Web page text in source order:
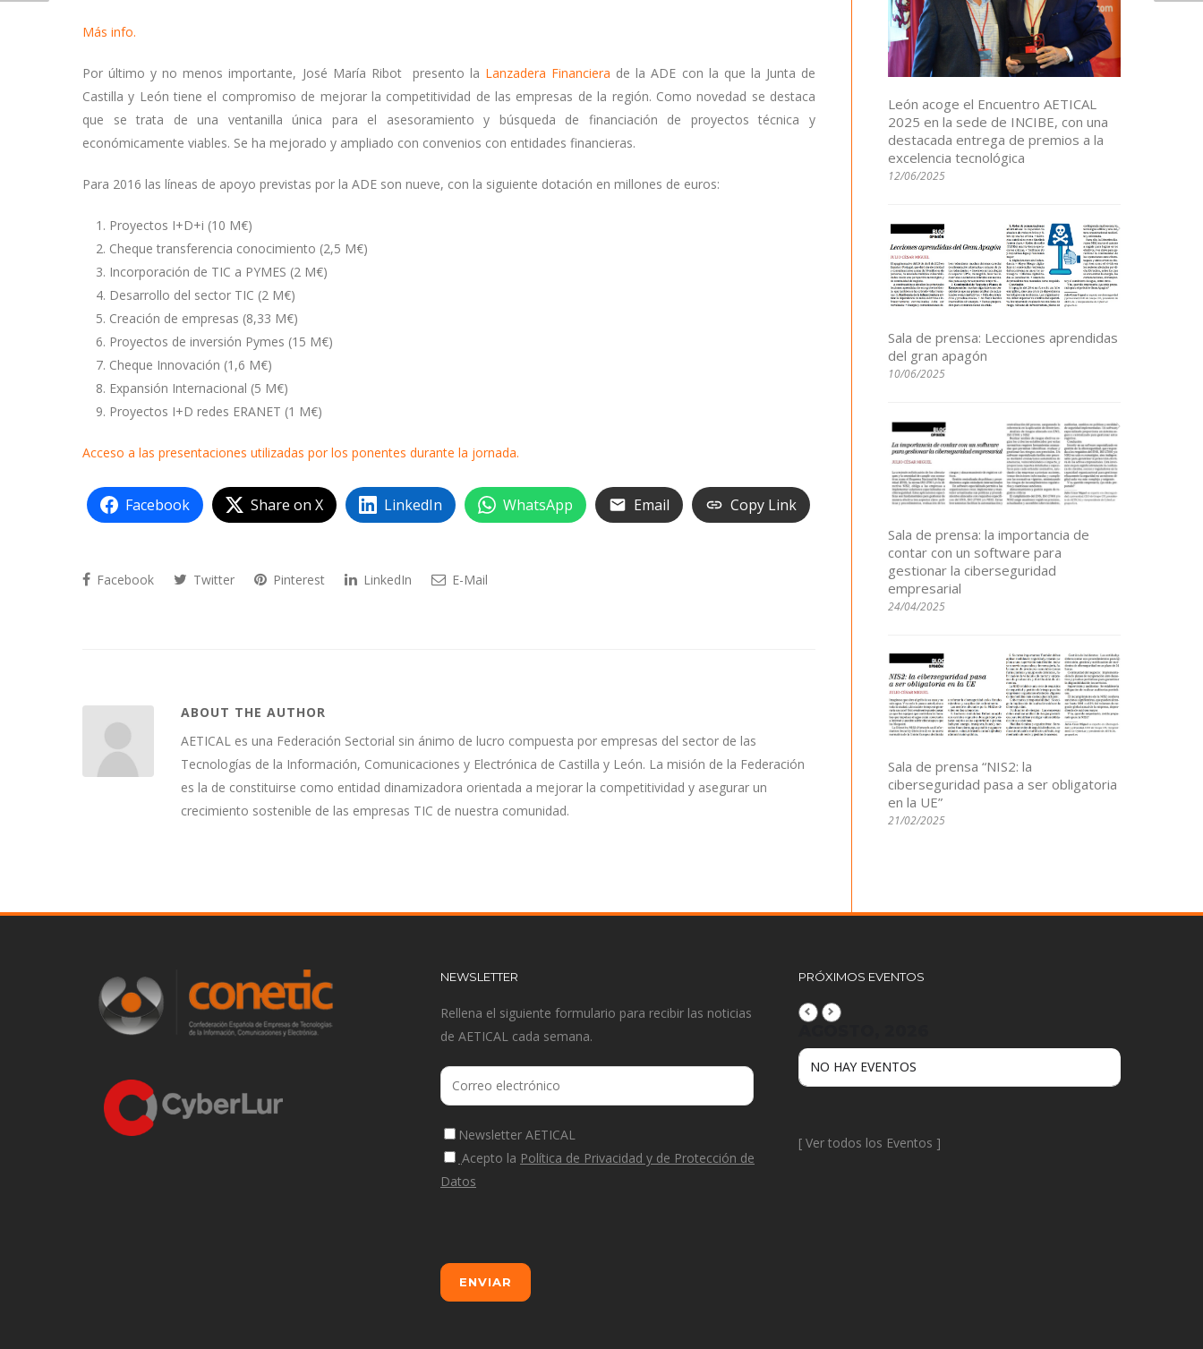
Más info.
Por último y no menos importante, José María Ribot presento la Lanzadera Financiera de la ADE con la que la Junta de
Castilla y León tiene el compromiso de mejorar la competitividad de las empresas de la región. Como novedad se destaca
que se trata de una ventanilla única para el asesoramiento y búsqueda de financiación de proyectos técnica y
económicamente viables. Se ha mejorado y ampliado con convenios con entidades financieras.
Para 2016 las líneas de apoyo previstas por la ADE son nueve, con la siguiente dotación en millones de euros:
Proyectos I+D+i (10 M€)
Cheque transferencia conocimiento (2,5 M€)
Incorporación de TIC a PYMES (2 M€)
Desarrollo del sector TIC (2 M€)
Creación de empresas (8,33 M€)
Proyectos de inversión Pymes (15 M€)
Cheque Innovación (1,6 M€)
Expansión Internacional (5 M€)
Proyectos I+D redes ERANET (1 M€)
Acceso a las presentaciones utilizadas por los ponentes durante la jornada.
Facebook Share on X LinkedIn WhatsApp Email Copy Link
Facebook Twitter Pinterest LinkedIn E-Mail
ABOUT THE AUTHOR
AETICAL es una Federación Sectorial sin ánimo de lucro compuesta por empresas del sector de las
Tecnologías de la Información, Comunicaciones y Electrónica de Castilla y León. La misión de la Federación
es la de constituirse como entidad dinamizadora orientada a mejorar la competitividad y asegurar un
crecimiento sostenible de las empresas TIC de nuestra comunidad.
León acoge el Encuentro AETICAL
2025 en la sede de INCIBE, con una
destacada entrega de premios a la
excelencia tecnológica
12/06/2025
Sala de prensa: Lecciones aprendidas
del gran apagón
10/06/2025
Sala de prensa: la importancia de
contar con un software para
gestionar la ciberseguridad
empresarial
24/04/2025
Sala de prensa “NIS2: la
ciberseguridad pasa a ser obligatoria
en la UE”
21/02/2025
NEWSLETTER
Rellena el siguiente formulario para recibir las noticias
de AETICAL cada semana.
Newsletter AETICAL
Acepto la Política de Privacidad y de Protección de
Datos
PRÓXIMOS EVENTOS
NO HAY EVENTOS
[ Ver todos los Eventos ]